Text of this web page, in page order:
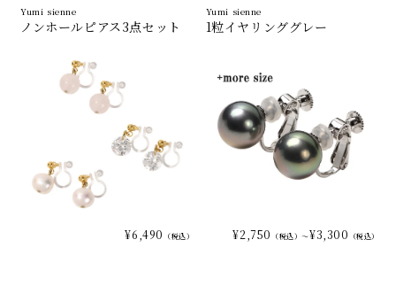
Yumi sienne
ノンホールピアス3点セット
¥6,490 （税込）
Yumi sienne
1粒イヤリンググレー
¥2,750 （税込）～¥3,300 （税込）